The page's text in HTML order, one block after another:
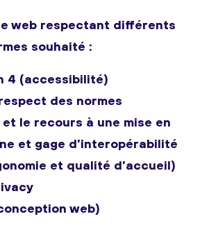
web respectant différents
souhaité :
4 (accessibilité)
des normes
le recours à une mise en
et gage d’interopérabilité
et qualité d’accueil)
web)